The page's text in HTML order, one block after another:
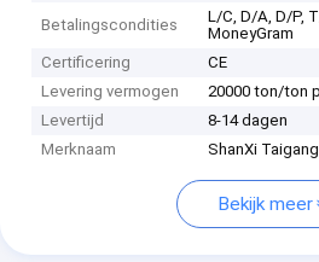
Betalingscondities
L/C, D/A, D/P,
MoneyGram
Certificering
CE
Levering vermogen
20000 ton/ton
Levertijd
8-14 dagen
Merknaam
ShanXi
Bekijk meer